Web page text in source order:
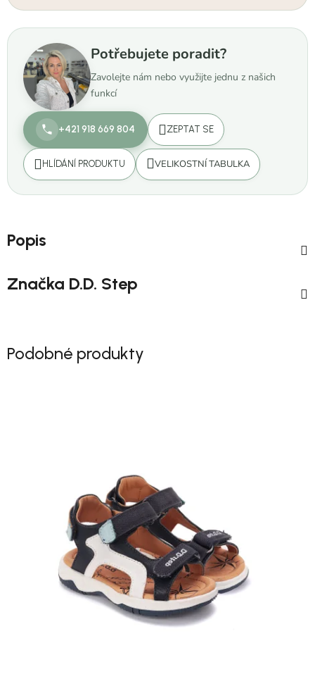
Potřebujete poradit?
Zavolejte nám nebo využijte jednu z našich
funkcí
+421 918 669 804 ZEPTAT SE
HLÍDÁNÍ PRODUKTU VELIKOSTNÍ TABULKA
Popis
Značka D.D. Step
Podobné produkty